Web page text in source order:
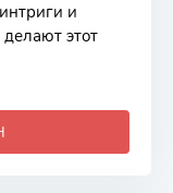
и
этот